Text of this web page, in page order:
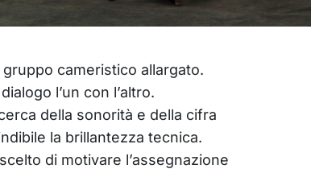
cameristico allargato.
l’un con l’altro.
della sonorità e della cifra
la brillantezza tecnica.
di motivare l’assegnazione